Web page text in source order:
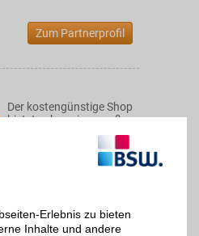
Zum Partnerprofil
Der kostengünstige Shop
bietet neben einer großen
Auswahl an Smartphones
individuell passende,
BSW-Vorteil sparen.
Erlebnis zu bieten
Inhalte und andere